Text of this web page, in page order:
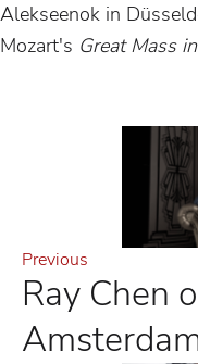
Alekseenok in
Mozart's Great Mass
Previous
Ray Chen